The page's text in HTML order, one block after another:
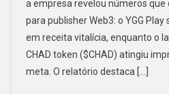
a empresa revelou números
para publisher Web3: o YGG
em receita vitalícia, enquanto o
CHAD token ($CHAD) atingiu
meta. O relatório destaca […]